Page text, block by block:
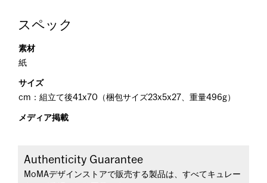
スペック
素材
紙
サイズ
cm：組立て後41x70（梱包サイズ23x5x27、重量496g）
メディア掲載
Authenticity Guarantee
MoMAデザインストアで販売する製品は、すべてキュレー